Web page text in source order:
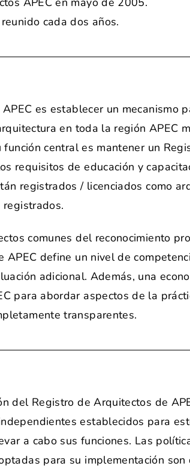
cada dos años.
es establecer un
en toda la región APEC
central es mantener un
requisitos de educación y
registrados / licenciados como
comunes del reconocimiento
define un nivel de
adicional. Además, una
para abordar aspectos de la
transparentes.
del Registro de Arquitectos de
establecidos para
a cabo sus funciones. Las
para su implementación